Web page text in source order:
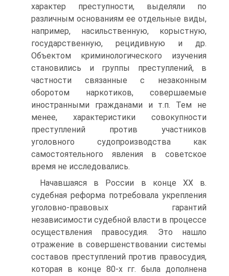
характер преступности, выделяли по
различным основаниям ее отдельные виды,
например, насильственную, корыстную,
государственную, рецидивную и др.
Объектом криминологического изучения
становились и группы преступлений, в
частности связанные с незаконным
оборотом наркотиков, совершаемые
иностранными гражданами и т.п. Тем не
менее, характеристики совокупности
преступлений против участников
уголовного судопроизводства как
самостоятельного явления в советское
время не исследовались.
Начавшаяся в России в конце XX в.
судебная реформа потребовала укрепления
уголовно-правовых гарантий
независимости судебной власти в процессе
осуществления правосудия. Это нашло
отражение в совершенствовании системы
составов преступлений против правосудия,
которая в конце 80-х гг. была дополнена